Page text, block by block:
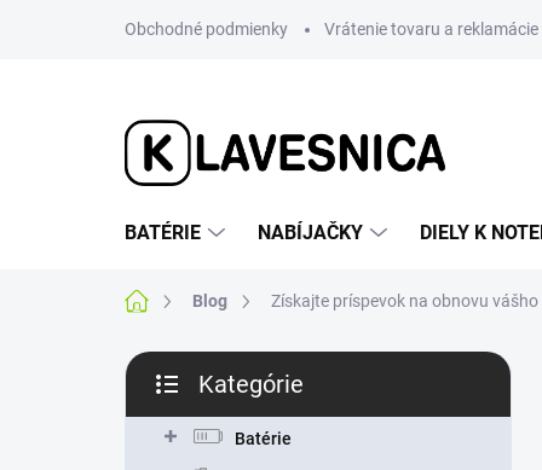
Obchodné podmienky Vrátenie tovaru a reklamácie
BATÉRIE NABÍJAČKY DIELY K
DomovBlog Získajte príspevok na obnovu
B
č
kategórie
Kategórie
Batérie